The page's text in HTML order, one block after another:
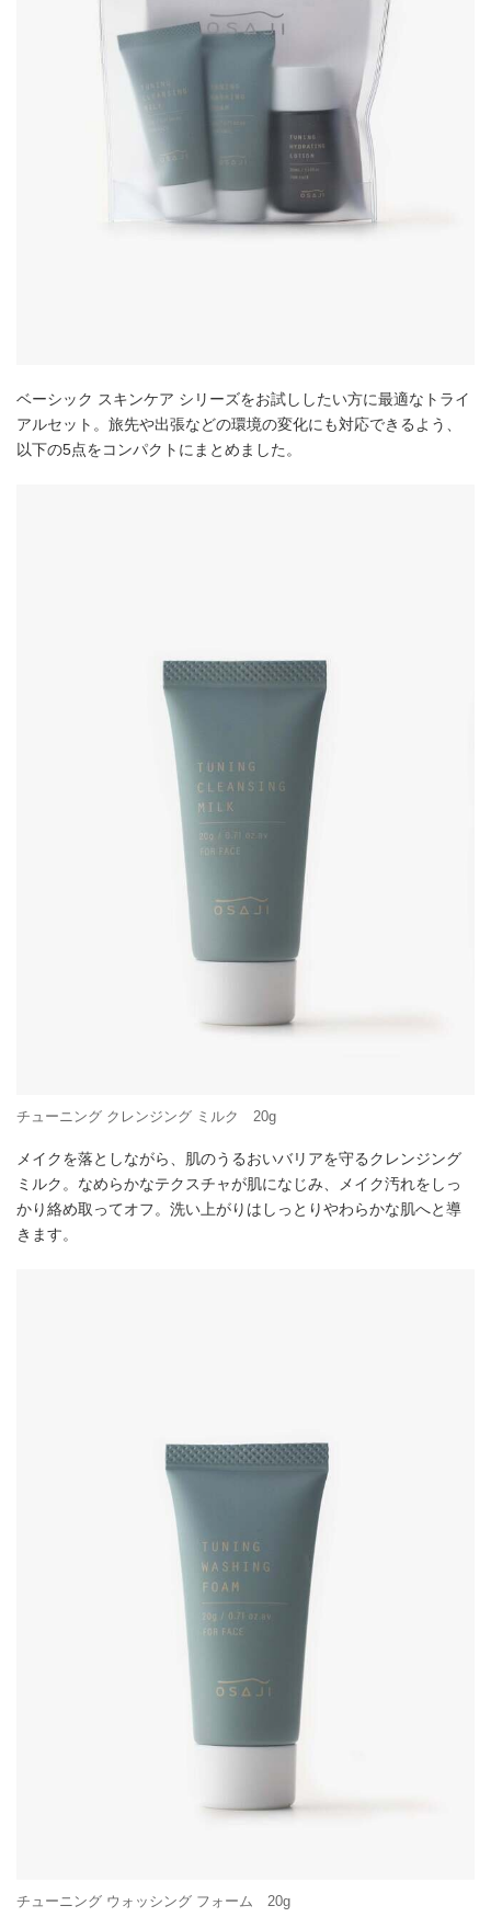
ベーシック スキンケア シリーズをお試ししたい方に最適なトライ
アルセット。旅先や出張などの環境の変化にも対応できるよう、
以下の5点をコンパクトにまとめました。
チューニング クレンジング ミルク 20g
メイクを落としながら、肌のうるおいバリアを守るクレンジング
ミルク。なめらかなテクスチャが肌になじみ、メイク汚れをしっ
かり絡め取ってオフ。洗い上がりはしっとりやわらかな肌へと導
きます。
チューニング ウォッシング フォーム 20g